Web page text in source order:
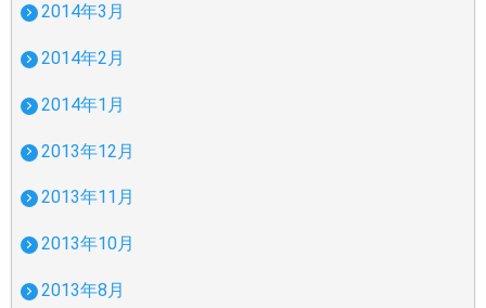
2014年3月
2014年2月
2014年1月
2013年12月
2013年11月
2013年10月
2013年8月